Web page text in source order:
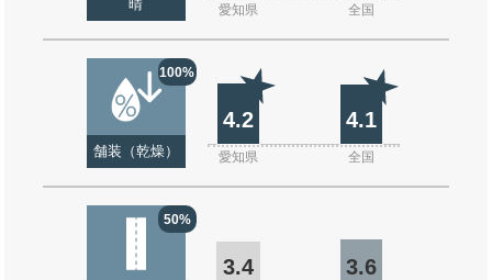
晴 愛知県 全国
100%
舗装（乾燥）
4.2 4.1
愛知県 全国
50%
3.4 3.6